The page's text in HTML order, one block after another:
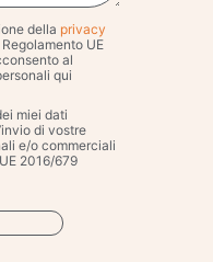
della privacy
UE
al
qui
miei dati
di vostre
e/o commerciali
2016/679